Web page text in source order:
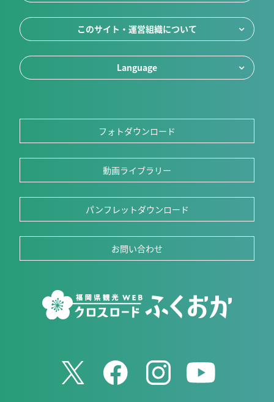
このサイト・運営組織について
Language
フォトダウンロード
動画ライブラリー
パンフレットダウンロード
お問い合わせ